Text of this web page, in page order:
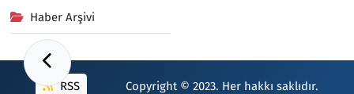
Haber Arşivi
RSS Copyright © 2023. Her hakkı saklıdır.